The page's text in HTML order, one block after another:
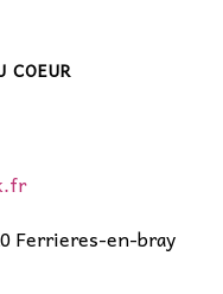
COEUR
Ferrieres-en-bray